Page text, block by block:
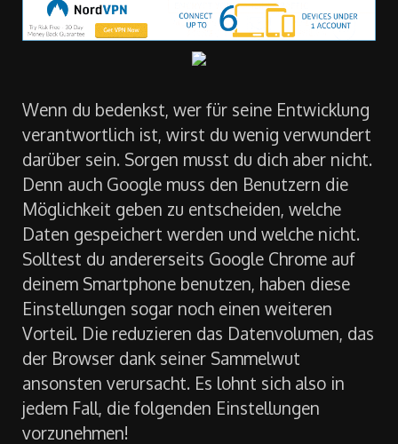
Wenn du bedenkst, wer für seine Entwicklung
verantwortlich ist, wirst du wenig verwundert
darüber sein. Sorgen musst du dich aber nicht.
Denn auch Google muss den Benutzern die
Möglichkeit geben zu entscheiden, welche
Daten gespeichert werden und welche nicht.
Solltest du andererseits Google Chrome auf
deinem Smartphone benutzen, haben diese
Einstellungen sogar noch einen weiteren
Vorteil. Die reduzieren das Datenvolumen, das
der Browser dank seiner Sammelwut
ansonsten verursacht. Es lohnt sich also in
jedem Fall, die folgenden Einstellungen
vorzunehmen!